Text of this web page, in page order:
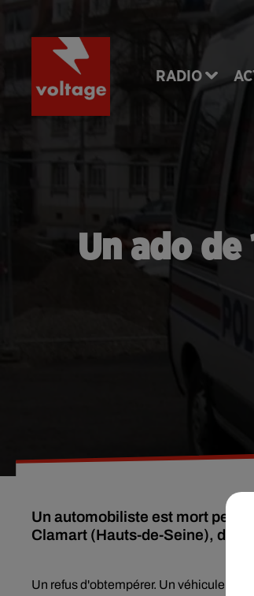
RADIO
Un ado de
Un automobiliste est mort
Clamart (Hauts-de-Seine), dans
Un refus d'obtempérer. Un véhicule